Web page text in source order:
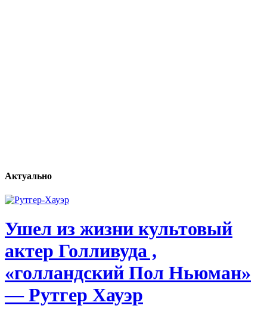
Актуально
Ушел из жизни культовый
актер Голливуда ,
«голландский Пол Ньюман»
— Рутгер Хауэр